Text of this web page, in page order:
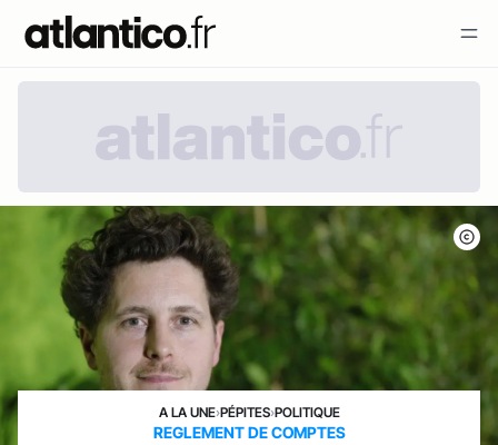
A LA UNE›PÉPITES›POLITIQUE
REGLEMENT DE COMPTES